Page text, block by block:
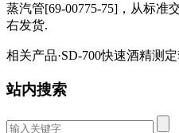
蒸汽管[69-00775-75]，从标准
右发货.
相关产品·SD-700快速酒精测定
站内搜索